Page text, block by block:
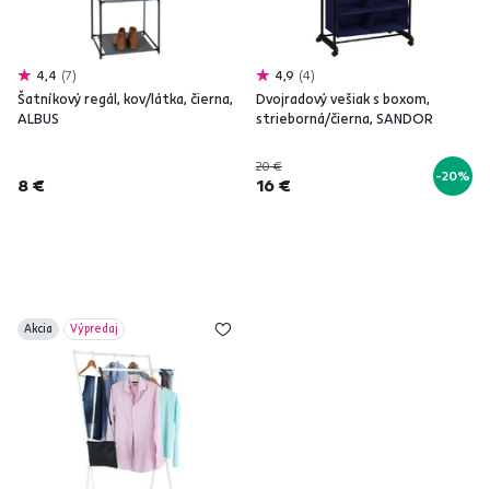
4,4 7
Šatníkový regál, kov/látka, čierna,
ALBUS
8 €
4,9 4
Dvojradový vešiak s boxom,
strieborná/čierna, SANDOR
20 €
16 € -20%
Akcia Výpredaj